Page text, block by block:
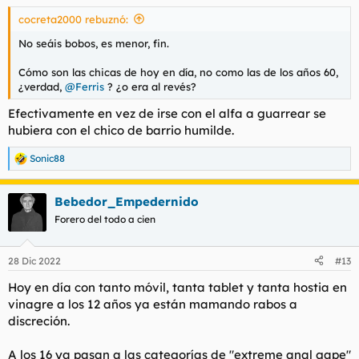
s
cocreta2000 rebuznó:
No seáis bobos, es menor, fin.
Cómo son las chicas de hoy en día, no como las de los años 60,
¿verdad, @Ferris ? ¿o era al revés?
Efectivamente en vez de irse con el alfa a guarrear se
hubiera con el chico de barrio humilde.
R
e
a
c
e
:
Sonic88
Bebedor_Empedernido
Forero del todo a cien
28 Dic 2022 #13
Hoy en día con tanto móvil, tanta tablet y tanta hostia en
vinagre a los 12 años ya están mamando rabos a
discreción.
A los 16 ya pasan a las categorías de "extreme anal gape"